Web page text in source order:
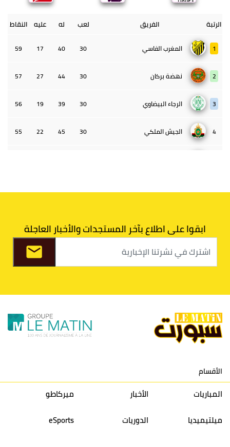
الرتبة الفريق لعب له عليه النقاط
1 المغرب الفاسي 30
40
17
59
2 نهضة بركان 30
44
27
57
3 الرجاء البيضاوي 30
39
19
56
4 الجيش الملكي 30
45
22
55
36
37
9 الكوكب المراكشي 30
27
26
36
10 النادي المكناسي 30
24
33
36
11 نادي النهضة زمامرة 30
28
37
33
13 إتحاد تواركة 30
32
40
31
ابقوا على اطلاع بآخر المستجدات والأخبار العاجلة
الأقسام
المباريات الأخبار
ميركاطو
ميلتيميديا
الدوريات eSports